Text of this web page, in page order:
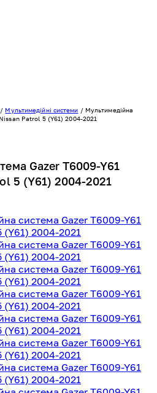
/ Мультимедійні системи / Мультимедійна
Patrol 5 (Y61) 2004-2021
Gazer T6009-Y61
5 (Y61) 2004-2021